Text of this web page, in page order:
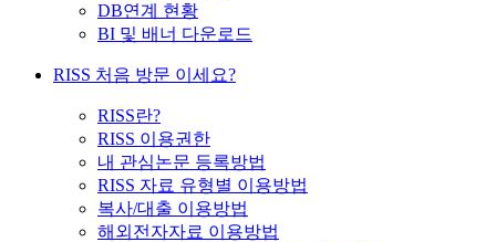
DB연계 현황
BI 및 배너 다운로드
RISS 처음 방문 이세요?
RISS란?
RISS 이용권한
내 관심논문 등록방법
RISS 자료 유형별 이용방법
복사/대출 이용방법
해외전자자료 이용방법